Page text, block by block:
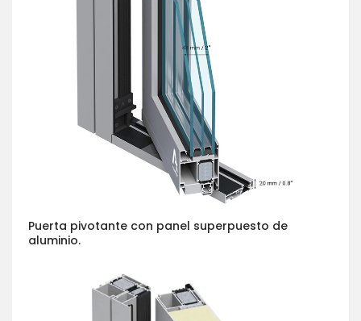
Puerta pivotante con panel superpuesto de
aluminio.